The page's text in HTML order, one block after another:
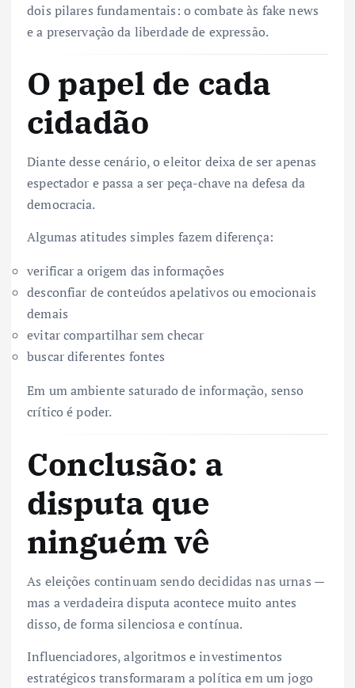
dois pilares fundamentais: o combate às fake news
e a preservação da liberdade de expressão.
O papel de cada
cidadão
Diante desse cenário, o eleitor deixa de ser apenas
espectador e passa a ser peça-chave na defesa da
democracia.
Algumas atitudes simples fazem diferença:
verificar a origem das informações
desconfiar de conteúdos apelativos ou emocionais
demais
evitar compartilhar sem checar
buscar diferentes fontes
Em um ambiente saturado de informação, senso
crítico é poder.
Conclusão: a
disputa que
ninguém vê
As eleições continuam sendo decididas nas urnas —
mas a verdadeira disputa acontece muito antes
disso, de forma silenciosa e contínua.
Influenciadores, algoritmos e investimentos
estratégicos transformaram a política em um jogo